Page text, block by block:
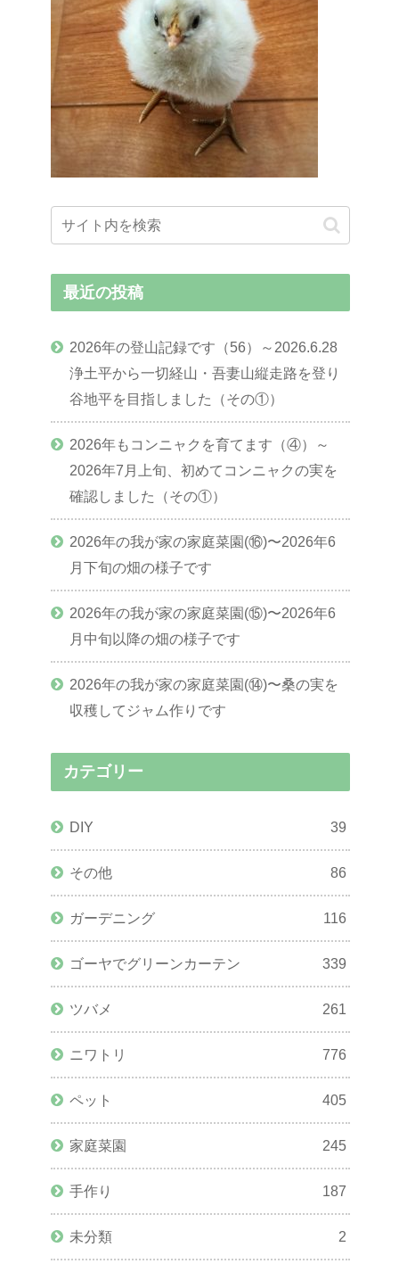
最近の投稿
2026年の登山記録です（56）～2026.6.28
浄土平から一切経山・吾妻山縦走路を登り
谷地平を目指しました（その①）
2026年もコンニャクを育てます（④）～
2026年7月上旬、初めてコンニャクの実を
確認しました（その①）
2026年の我が家の家庭菜園(⑯)〜2026年6
月下旬の畑の様子です
2026年の我が家の家庭菜園(⑮)〜2026年6
月中旬以降の畑の様子です
2026年の我が家の家庭菜園(⑭)〜桑の実を
収穫してジャム作りです
カテゴリー
DIY 39
その他 86
ガーデニング 116
ゴーヤでグリーンカーテン 339
ツバメ 261
ニワトリ 776
ペット 405
家庭菜園 245
手作り 187
未分類 2